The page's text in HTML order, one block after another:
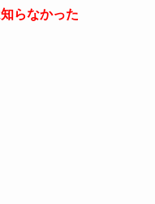
らなかった